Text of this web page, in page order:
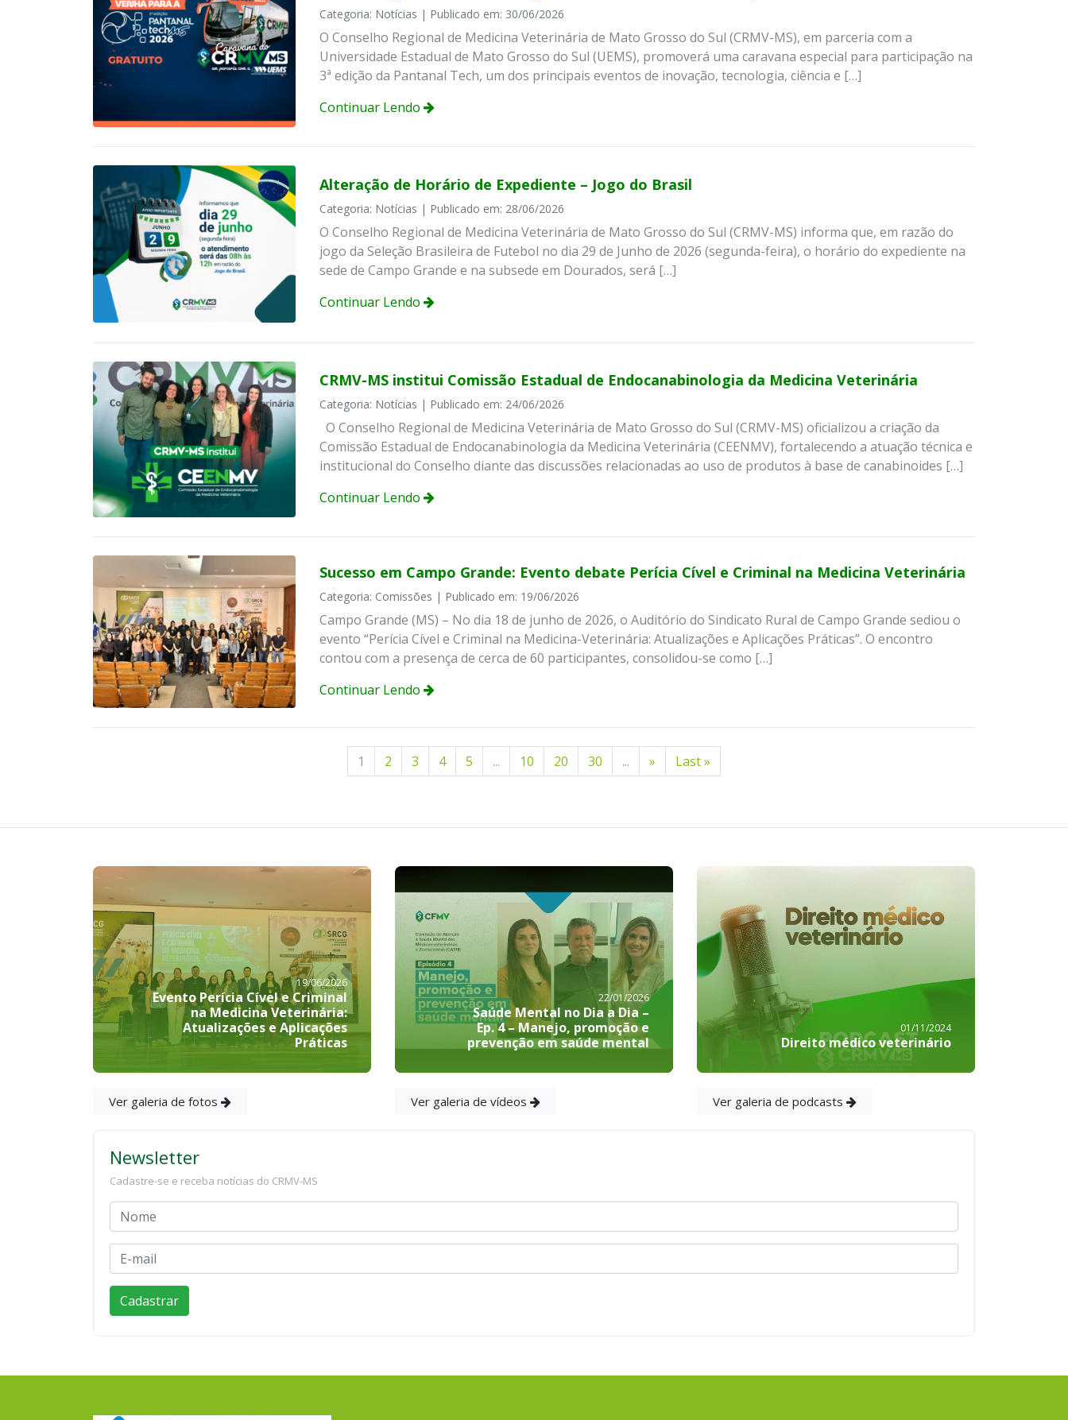
Categoria: Notícias | Publicado em: 30/06/2026
O Conselho Regional de Medicina Veterinária de Mato Grosso do Sul (CRMV-MS), em parceria com a
Universidade Estadual de Mato Grosso do Sul (UEMS), promoverá uma caravana especial para participação na
3ª edição da Pantanal Tech, um dos principais eventos de inovação, tecnologia, ciência e […]
Continuar Lendo
Alteração de Horário de Expediente – Jogo do Brasil
Categoria: Notícias | Publicado em: 28/06/2026
O Conselho Regional de Medicina Veterinária de Mato Grosso do Sul (CRMV-MS) informa que, em razão do
jogo da Seleção Brasileira de Futebol no dia 29 de Junho de 2026 (segunda-feira), o horário do expediente na
sede de Campo Grande e na subsede em Dourados, será […]
Continuar Lendo
CRMV-MS institui Comissão Estadual de Endocanabinologia da Medicina Veterinária
Categoria: Notícias | Publicado em: 24/06/2026
O Conselho Regional de Medicina Veterinária de Mato Grosso do Sul (CRMV-MS) oficializou a criação da
Comissão Estadual de Endocanabinologia da Medicina Veterinária (CEENMV), fortalecendo a atuação técnica e
institucional do Conselho diante das discussões relacionadas ao uso de produtos à base de canabinoides […]
Continuar Lendo
Sucesso em Campo Grande: Evento debate Perícia Cível e Criminal na Medicina Veterinária
Categoria: Comissões | Publicado em: 19/06/2026
Campo Grande (MS) – No dia 18 de junho de 2026, o Auditório do Sindicato Rural de Campo Grande sediou o
evento “Perícia Cível e Criminal na Medicina-Veterinária: Atualizações e Aplicações Práticas”. O encontro
contou com a presença de cerca de 60 participantes, consolidou-se como […]
Continuar Lendo
1 2 3 4 5 ... 10 20 30 ... » Last »
19/06/2026
Evento Perícia Cível e Criminal
na Medicina Veterinária:
Atualizações e Aplicações
Práticas
Ver galeria de fotos
22/01/2026
Saúde Mental no Dia a Dia –
Ep. 4 – Manejo, promoção e
prevenção em saúde mental
Ver galeria de vídeos
01/11/2024
Direito médico veterinário
Ver galeria de podcasts
Newsletter
Cadastre-se e receba notícias do CRMV-MS